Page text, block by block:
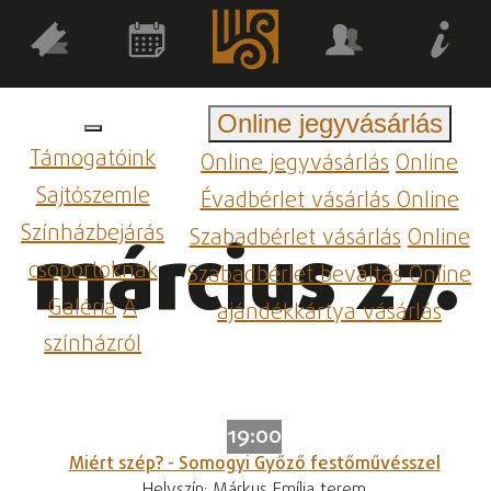
Támogatóink
Sajtószemle
Színházbejárás
csoportoknak
GalériaA
színházról
Online jegyvásárlás
Online jegyvásárlásOnline
Évadbérlet vásárlásOnline
Szabadbérlet vásárlásOnline
Szabadbérlet beváltásOnline
ajándékkártya vásárlás
március 27.
19:00
Miért szép? - Somogyi Győző festőművésszel